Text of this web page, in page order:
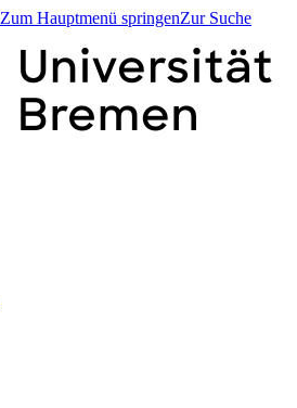
Zum Hauptmenü springenZur Suche